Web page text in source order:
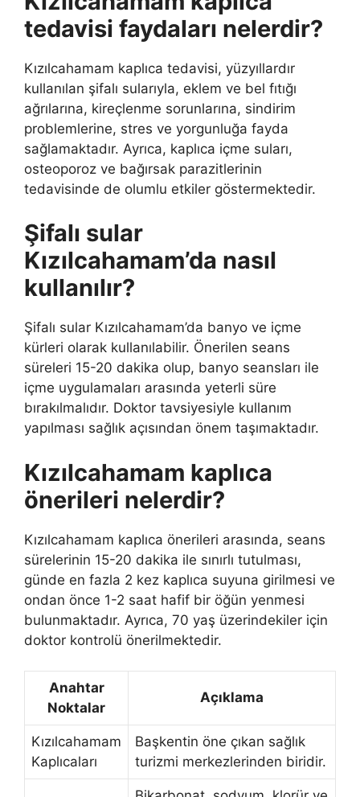
tedavisi faydaları nelerdir?
Kızılcahamam kaplıca tedavisi, yüzyıllardır
kullanılan şifalı sularıyla, eklem ve bel fıtığı
ağrılarına, kireçlenme sorunlarına, sindirim
problemlerine, stres ve yorgunluğa fayda
sağlamaktadır. Ayrıca, kaplıca içme suları,
osteoporoz ve bağırsak parazitlerinin
tedavisinde de olumlu etkiler göstermektedir.
Şifalı sular
Kızılcahamam’da nasıl
kullanılır?
Şifalı sular Kızılcahamam’da banyo ve içme
kürleri olarak kullanılabilir. Önerilen seans
süreleri 15-20 dakika olup, banyo seansları ile
içme uygulamaları arasında yeterli süre
bırakılmalıdır. Doktor tavsiyesiyle kullanım
yapılması sağlık açısından önem taşımaktadır.
Kızılcahamam kaplıca
önerileri nelerdir?
Kızılcahamam kaplıca önerileri arasında, seans
sürelerinin 15-20 dakika ile sınırlı tutulması,
günde en fazla 2 kez kaplıca suyuna girilmesi ve
ondan önce 1-2 saat hafif bir öğün yenmesi
bulunmaktadır. Ayrıca, 70 yaş üzerindekiler için
doktor kontrolü önerilmektedir.
Anahtar
Noktalar
Açıklama
Kızılcahamam
Kaplıcaları
Başkentin öne çıkan sağlık
turizmi merkezlerinden biridir.